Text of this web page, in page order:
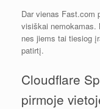
Dar vienas Fast.com
visiškai nemokamas.
nes jiems tai tiesiog
patirtį.
Cloudflare
pirmoje